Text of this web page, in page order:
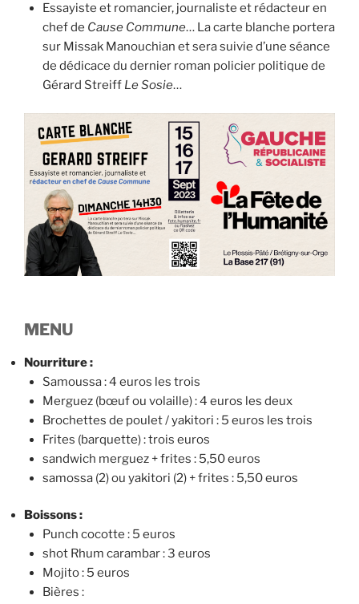
Essayiste et romancier, journaliste et rédacteur en
chef de Cause Commune… La carte blanche portera
sur Missak Manouchian et sera suivie d’une séance
de dédicace du dernier roman policier politique de
Gérard Streiff Le Sosie…
MENU
Nourriture :
Samoussa : 4 euros les trois
Merguez (bœuf ou volaille) : 4 euros les deux
Brochettes de poulet / yakitori : 5 euros les trois
Frites (barquette) : trois euros
sandwich merguez + frites : 5,50 euros
samossa (2) ou yakitori (2) + frites : 5,50 euros
Boissons :
Punch cocotte : 5 euros
shot Rhum carambar : 3 euros
Mojito : 5 euros
Bières :